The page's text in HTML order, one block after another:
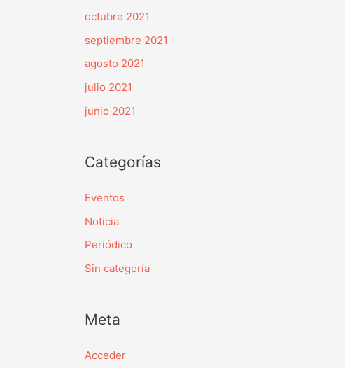
octubre 2021
septiembre 2021
agosto 2021
julio 2021
junio 2021
Categorías
Eventos
Noticia
Periódico
Sin categoría
Meta
Acceder